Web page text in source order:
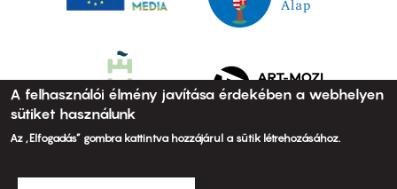
A felhasználói élmény javítása érdekében a webhelyen
sütiket használunk
Az „Elfogadás” gombra kattintva hozzájárul a sütik létrehozásához.